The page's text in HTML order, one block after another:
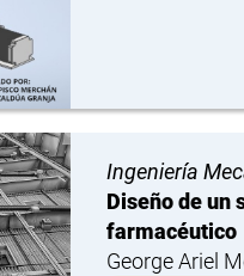
Ingeniería
Diseño de un
farmacéutico
George Ariel